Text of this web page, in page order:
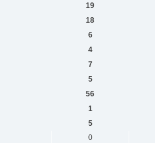
19
18
6
4
7
5
56
1
5
0